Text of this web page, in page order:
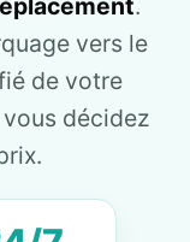
.
vers le
de votre
décidez